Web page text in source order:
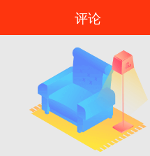
评论